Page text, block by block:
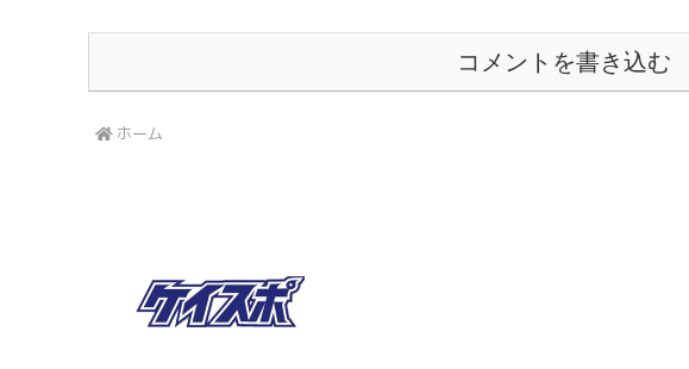
コメントを書き込む
ホーム